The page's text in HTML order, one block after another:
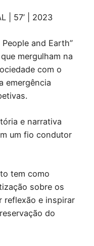
| 57’ | 2023
and Earth”
mergulham na
com o
emergência
e narrativa
um fio condutor
tem como
sobre os
reflexão e inspirar
do